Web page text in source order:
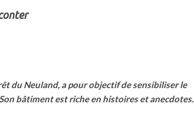
du Neuland, a pour objectif de sensibiliser le
bâtiment est riche en histoires et anecdotes.